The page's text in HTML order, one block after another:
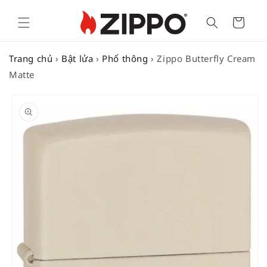
Cart
Trang chủ › Bật lửa › Phổ thông ›Zippo Butterfly Cream
Matte
PRODUCT
INFORMATION